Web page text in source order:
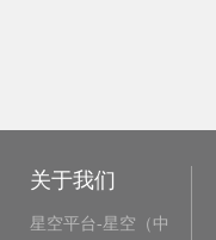
关于我们
星空平台-星空（中